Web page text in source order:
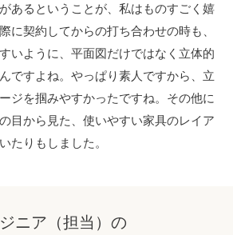
あるということが、私はものすごく嬉
に契約してからの打ち合わせの時も、
いように、平面図だけではなく立体的
ですよね。やっぱり素人ですから、立
ジを掴みやすかったですね。その他に
目から見た、使いやすい家具のレイア
たりもしました。
ニア（担当）の